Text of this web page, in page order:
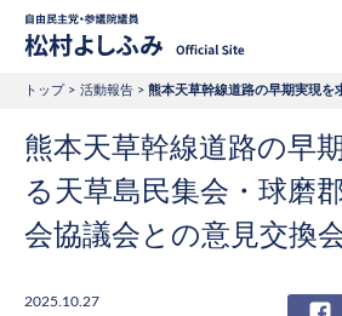
自由
トップ 活動報告 熊本天草幹線道路の早期実現を
熊本天草幹線道路の早
る天草島民集会・球磨
会協議会との意見交換
2025.10.27